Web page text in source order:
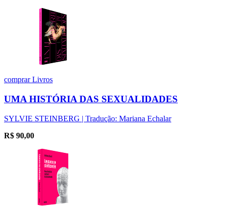
comprarLivros
UMA HISTÓRIA DAS SEXUALIDADES
SYLVIE STEINBERG | Tradução: Mariana Echalar
R$ 90,00